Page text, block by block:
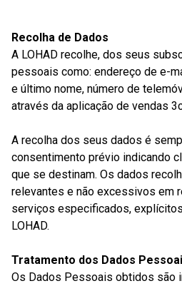
Recolha de Dados
A LOHAD recolhe, dos seus
pessoais como: endereço de e-
e último nome, número de
através da aplicação de vendas
A recolha dos seus dados é
consentimento prévio indicando
que se destinam. Os dados
relevantes e não excessivos em
serviços especificados,
LOHAD.
Tratamento dos Dados
Os Dados Pessoais obtidos são